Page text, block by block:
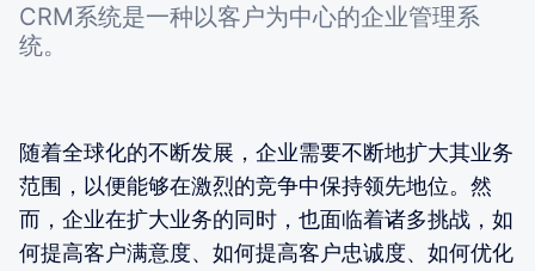
CRM系统是一种以客户为中心的企业管理系
统。
随着全球化的不断发展，企业需要不断地扩大其业务
范围，以便能够在激烈的竞争中保持领先地位。然
而，企业在扩大业务的同时，也面临着诸多挑战，如
何提高客户满意度、如何提高客户忠诚度、如何优化